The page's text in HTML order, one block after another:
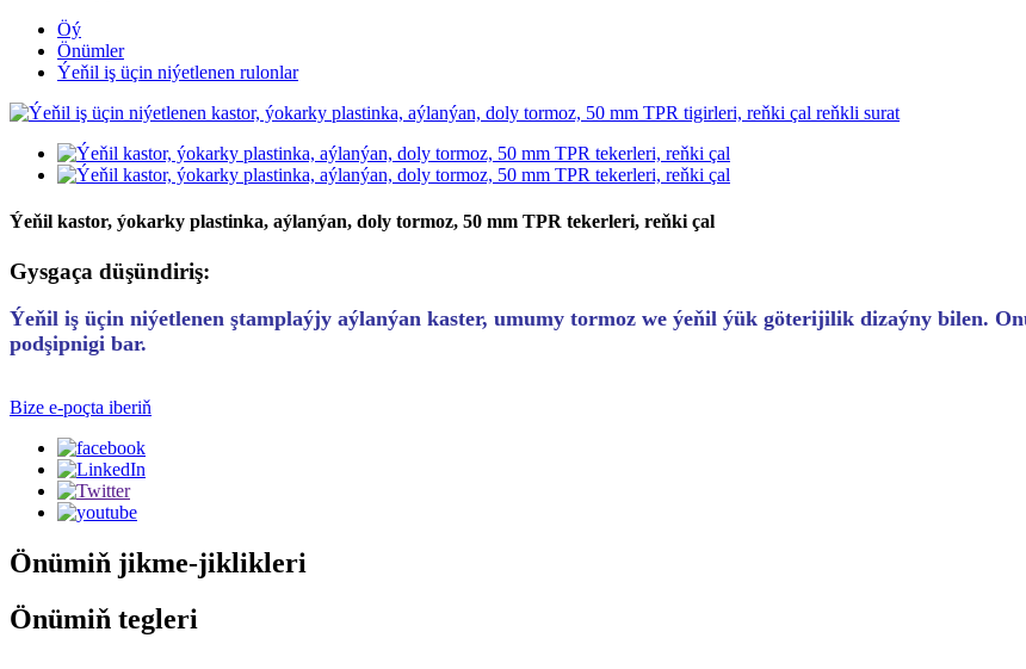
Öý
Önümler
Ýeňil iş üçin niýetlenen rulonlar
Ýeňil kastor, ýokarky plastinka, aýlanýan, doly tormoz, 50 mm TPR tekerleri, reňki çal
Gysgaça düşündiriş:
Ýeňil iş üçin niýetlenen ştamplaýjy aýlanýan kaster, umumy tormoz we ýeňil ýük göterijilik dizaýny bilen.
podşipnigi bar.
Bize e-poçta iberiň
Önümiň jikme-jiklikleri
Önümiň tegleri